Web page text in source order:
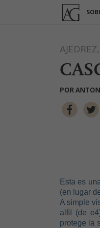
AJEDREZ,
POR
Esta es
(en lugar
A simple
alfil (de
protege la